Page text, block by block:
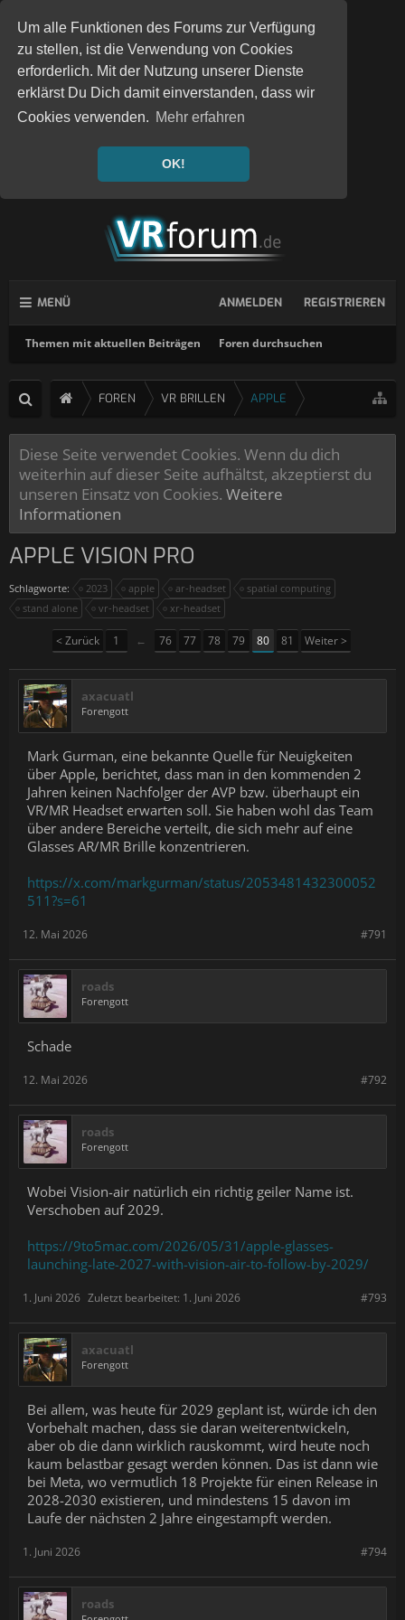
Um alle Funktionen des Forums zur Verfügung
zu stellen, ist die Verwendung von Cookies
erforderlich. Mit der Nutzung unserer Dienste
erklärst Du Dich damit einverstanden, dass wir
Cookies verwenden. Mehr erfahren
OK!
MENÜ
Themen mit aktuellen Beiträgen Foren durchsuchen
ANMELDEN REGISTRIEREN
FOREN VR BRILLEN APPLE
Diese Seite verwendet Cookies. Wenn du dich
weiterhin auf dieser Seite aufhältst, akzeptierst du
unseren Einsatz von Cookies. Weitere
Informationen
APPLE VISION PRO
Schlagworte: 2023 apple ar-headset
spatial computing
stand alone
vr-headset xr-headset
< Zurück 1 ← 76 77 78 79 80 81 Weiter >
axacuatl
Forengott
Mark Gurman, eine bekannte Quelle für Neuigkeiten
über Apple, berichtet, dass man in den kommenden 2
Jahren keinen Nachfolger der AVP bzw. überhaupt ein
VR/MR Headset erwarten soll. Sie haben wohl das Team
über andere Bereiche verteilt, die sich mehr auf eine
Glasses AR/MR Brille konzentrieren.
https://x.com/markgurman/status/2053481432300052
511?s=61
#791
12. Mai 2026
roads
Forengott
Schade
#792
12. Mai 2026
roads
Forengott
Wobei Vision-air natürlich ein richtig geiler Name ist.
Verschoben auf 2029.
https://9to5mac.com/2026/05/31/apple-glasses-
launching-late-2027-with-vision-air-to-follow-by-2029/
#793
1. Juni 2026 Zuletzt bearbeitet: 1. Juni 2026
axacuatl
Forengott
Bei allem, was heute für 2029 geplant ist, würde ich den
Vorbehalt machen, dass sie daran weiterentwickeln,
aber ob die dann wirklich rauskommt, wird heute noch
kaum belastbar gesagt werden können. Das ist dann wie
bei Meta, wo vermutlich 18 Projekte für einen Release in
2028-2030 existieren, und mindestens 15 davon im
Laufe der nächsten 2 Jahre eingestampft werden.
#794
1. Juni 2026
roads